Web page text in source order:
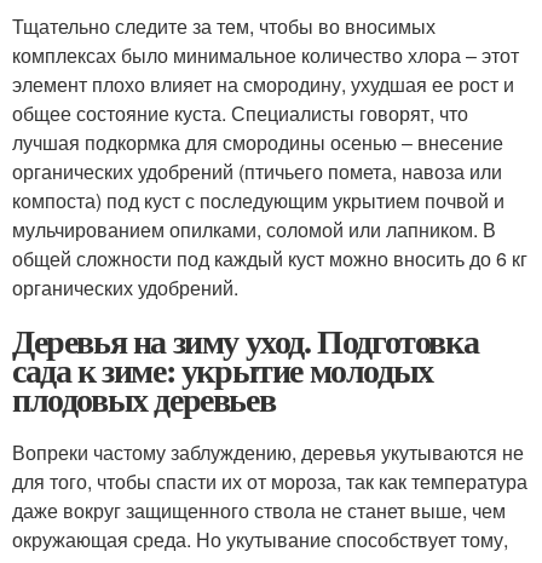
Тщательно следите за тем, чтобы во вносимых
комплексах было минимальное количество хлора – этот
элемент плохо влияет на смородину, ухудшая ее рост и
общее состояние куста. Специалисты говорят, что
лучшая подкормка для смородины осенью – внесение
органических удобрений (птичьего помета, навоза или
компоста) под куст с последующим укрытием почвой и
мульчированием опилками, соломой или лапником. В
общей сложности под каждый куст можно вносить до 6 кг
органических удобрений.
Деревья на зиму уход. Подготовка
сада к зиме: укрытие молодых
плодовых деревьев
Вопреки частому заблуждению, деревья укутываются не
для того, чтобы спасти их от мороза, так как температура
даже вокруг защищенного ствола не станет выше, чем
окружающая среда. Но укутывание способствует тому,